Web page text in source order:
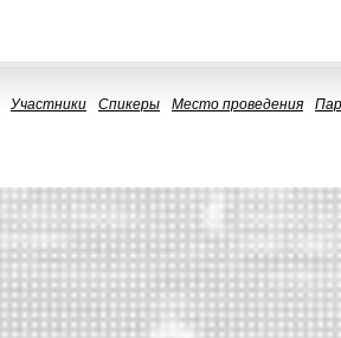
Участники Спикеры Место проведения